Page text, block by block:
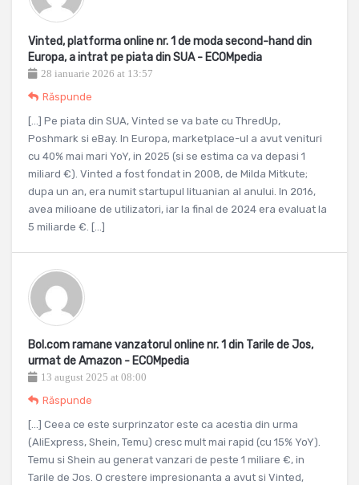
Vinted, platforma online nr. 1 de moda second-hand din
Europa, a intrat pe piata din SUA - ECOMpedia
28 ianuarie 2026 at 13:57
Răspunde
[…] Pe piata din SUA, Vinted se va bate cu ThredUp,
Poshmark si eBay. In Europa, marketplace-ul a avut venituri
cu 40% mai mari YoY, in 2025 (si se estima ca va depasi 1
miliard €). Vinted a fost fondat in 2008, de Milda Mitkute;
dupa un an, era numit startupul lituanian al anului. In 2016,
avea milioane de utilizatori, iar la final de 2024 era evaluat la
5 miliarde €. […]
Bol.com ramane vanzatorul online nr. 1 din Tarile de Jos,
urmat de Amazon - ECOMpedia
13 august 2025 at 08:00
Răspunde
[…] Ceea ce este surprinzator este ca acestia din urma
(AliExpress, Shein, Temu) cresc mult mai rapid (cu 15% YoY).
Temu si Shein au generat vanzari de peste 1 miliare €, in
Tarile de Jos. O crestere impresionanta a avut si Vinted,